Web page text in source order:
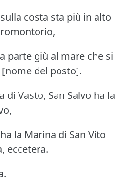
costa sta più in alto
parte giù al mare che si
del posto].
di Vasto, San Salvo ha la
la Marina di San Vito
eccetera.